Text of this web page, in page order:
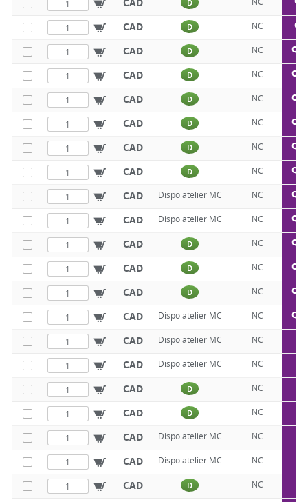
D
CAD D NC
CAD D NC
CAD D NC
CAD D NC
CAD D NC
CAD D NC
CAD D NC
CAD Dispo atelier MC NC
CAD Dispo atelier MC NC
CAD D NC
CAD D NC
CAD D NC
CAD Dispo atelier MC NC
CAD Dispo atelier MC NC
CAD Dispo atelier MC NC
CAD D NC
CAD D NC
CAD Dispo atelier MC NC
CAD Dispo atelier MC NC
CAD D NC